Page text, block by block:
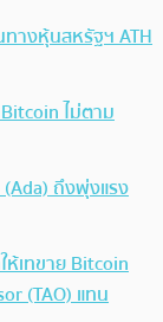
างหุ้นสหรัฐฯ ATH
ไม่ตาม
ถึงพุ่งแรง
เทขาย Bitcoin
(TAO) แทน